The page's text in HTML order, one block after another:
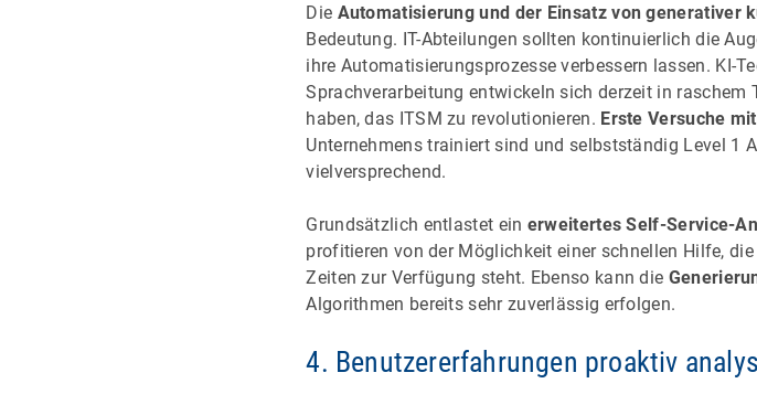
Die Automatisierung und der Einsatz von generativer
Bedeutung. IT-Abteilungen sollten kontinuierlich die
ihre Automatisierungsprozesse verbessern lassen. KI-
Sprachverarbeitung entwickeln sich derzeit in raschem
haben, das ITSM zu revolutionieren. Erste Versuche
Unternehmens trainiert sind und selbstständig Level 1
vielversprechend.
Grundsätzlich entlastet ein erweitertes Self-Service-
profitieren von der Möglichkeit einer schnellen Hilfe,
Zeiten zur Verfügung steht. Ebenso kann die
Algorithmen bereits sehr zuverlässig erfolgen.
4. Benutzererfahrungen proaktiv